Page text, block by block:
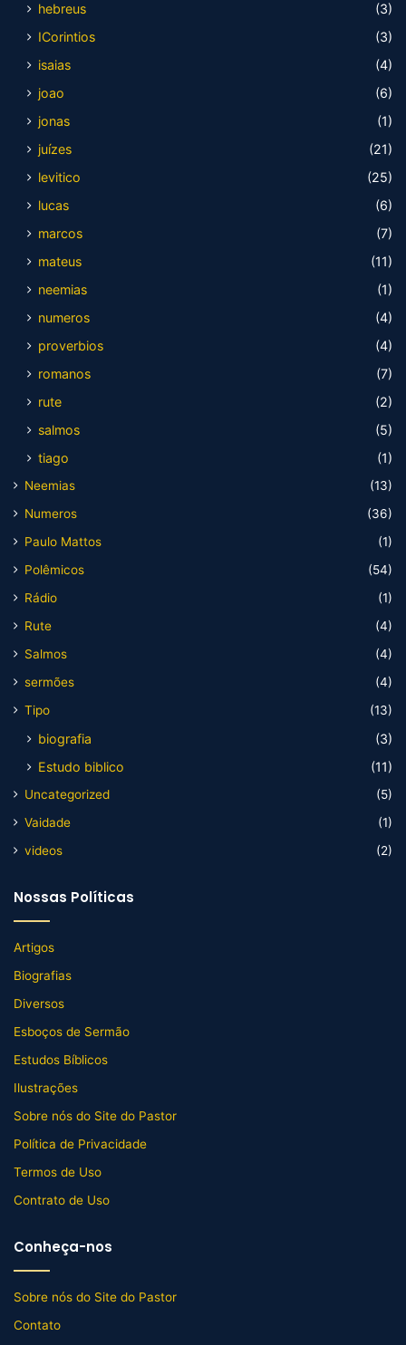
hebreus
(3)
ICorintios
(3)
isaias
(4)
joao
(6)
jonas
(1)
juízes
(21)
levitico
(25)
lucas
(6)
marcos
(7)
mateus
(11)
neemias
(1)
numeros
(4)
proverbios
(4)
romanos
(7)
rute
(2)
salmos
(5)
tiago
(1)
Neemias
(13)
Numeros
(36)
Paulo Mattos
(1)
Polêmicos
(54)
Rádio
(1)
Rute
(4)
Salmos
(4)
sermões
(4)
Tipo
(13)
biografia
(3)
Estudo biblico
(11)
Uncategorized
(5)
Vaidade
(1)
videos
(2)
Nossas Políticas
Artigos
Biografias
Diversos
Esboços de Sermão
Estudos Bíblicos
Ilustrações
Sobre nós do Site do Pastor
Política de Privacidade
Termos de Uso
Contrato de Uso
Conheça-nos
Sobre nós do Site do Pastor
Contato